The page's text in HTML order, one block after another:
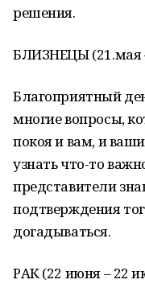
решения.
БЛИЗНЕЦЫ (21.мая
Благоприятный
многие вопросы,
покоя и вам, и
узнать что-то
представители
подтверждения
догадываться.
РАК (22 июня – 22